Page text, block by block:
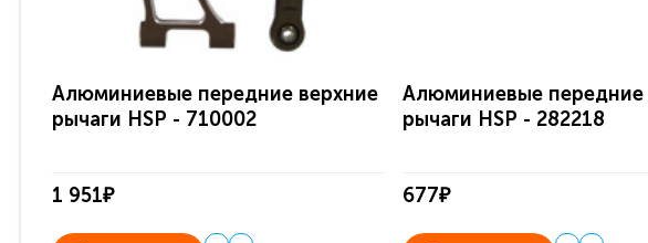
Алюминиевые передние верхние
рычаги HSP - 710002
1 951₽
Алюминиевые передние
рычаги HSP - 282218
677₽